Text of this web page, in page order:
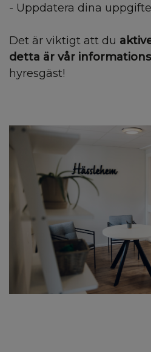
- Uppdatera dina
Det är viktigt att du
detta är vår
hyresgäst!